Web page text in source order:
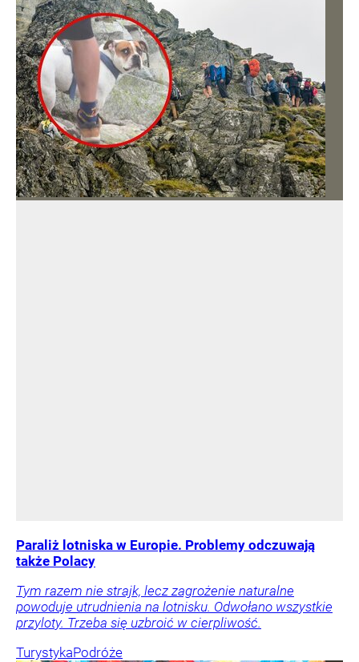
Paraliż lotniska w Europie. Problemy odczuwają
także Polacy
Tym razem nie strajk, lecz zagrożenie naturalne
powoduje utrudnienia na lotnisku. Odwołano wszystkie
przyloty. Trzeba się uzbroić w cierpliwość.
TurystykaPodróże